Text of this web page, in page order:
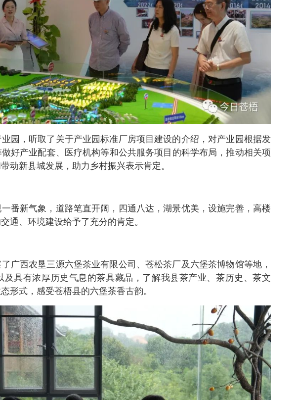
园，听取了关于产业园标准厂房项目建设的介绍，对产业园根据发
好产业配套、医疗机构等和公共服务项目的科学布局，推动相关项
动新县城发展，助力乡村振兴表示肯定。
番新气象，道路笔直开阔，四通八达，湖景优美，设施完善，高楼
通、环境建设给予了充分的肯定。
广西农垦三源六堡茶业有限公司、苍松茶厂及六堡茶博物馆等地，
具有浓厚历史气息的茶具藏品，了解我县茶产业、茶历史、茶文
形式，感受苍梧县的六堡茶香古韵。